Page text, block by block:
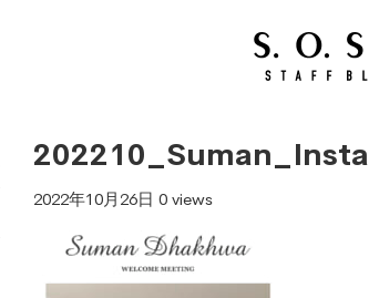
202210_Suman_Insta
2022年10月26日 0 views